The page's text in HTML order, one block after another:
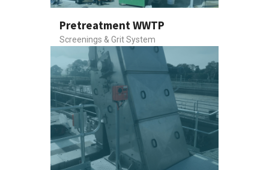
Pretreatment WWTP
Screenings & Grit System